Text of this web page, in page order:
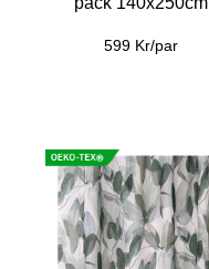
599 Kr/par